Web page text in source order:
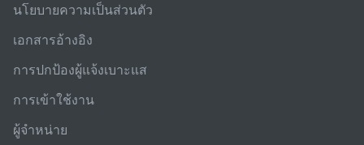
นโยบายความเป็นส่วนตัว
เอกสารอ้างอิง
การปกป้องผู้แจ้งเบาะแส
การเข้าใช้งาน
ผู้จําหน่าย